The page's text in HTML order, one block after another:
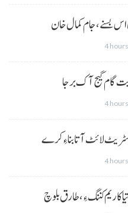
اس بسنے، جام کمال خان
4
گام گیج آک برجا
4
لائٹ آتا بناءِ کرے
4
کاریم کننگ ءِ، طارق بلوچ